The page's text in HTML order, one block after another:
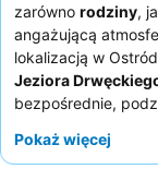
zarówno rodziny,
angażującą
lokalizacją w
Jeziora
bezpośrednie,
wiekowych. Goście
Pokaż więcej